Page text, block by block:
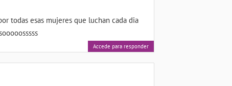
todas esas mujeres que luchan cada dia
Accede para responder